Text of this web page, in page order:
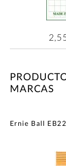
MARCAS
Ernie Ball